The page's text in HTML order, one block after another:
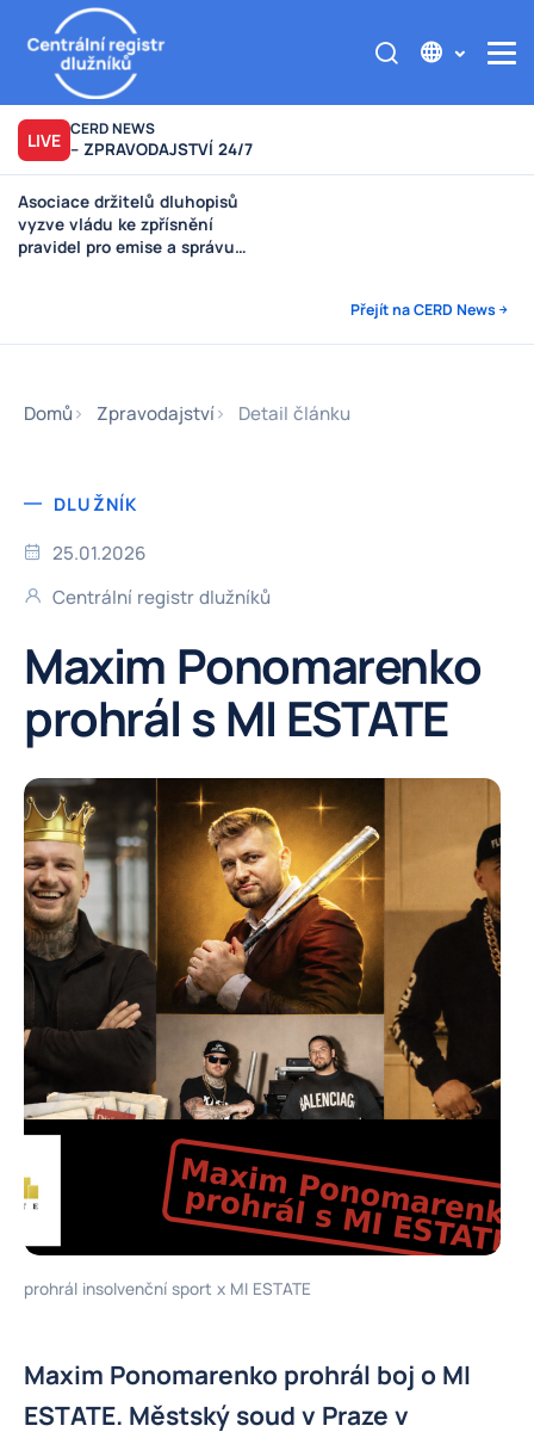
LIVE CERD NEWS
– ZPRAVODAJSTVÍ 24/7
Asociace držitelů dluhopisů
vyzve vládu ke zpřísnění
pravidel pro emise a správu
Přejít na CERD News
Domů Zpravodajství Detail článku
DLUŽNÍK
25.01.2026
Centrální registr dlužníků
Maxim Ponomarenko
prohrál s MI ESTATE
prohrál insolvenční sport x MI ESTATE
Maxim Ponomarenko prohrál boj o MI
ESTATE. Městský soud v Praze v